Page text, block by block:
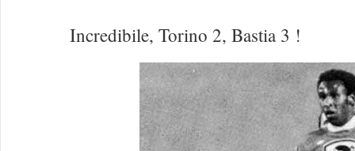
Incredibile, Torino 2, Bastia 3 !